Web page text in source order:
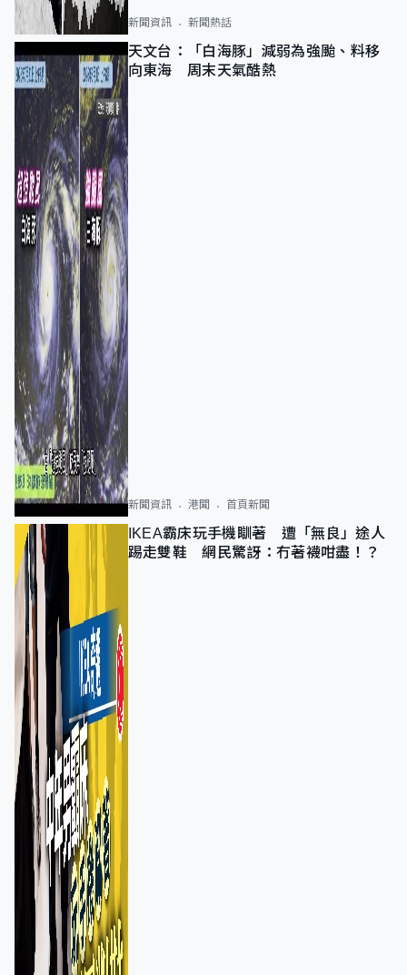
新聞資訊 新聞熱話
天文台：「白海豚」減弱為強颱、料移
向東海 周末天氣酷熱
新聞資訊 港聞 首頁新聞
IKEA霸床玩手機瞓著 遭「無良」途人
踢走雙鞋 網民驚訝：冇著襪咁盡！？